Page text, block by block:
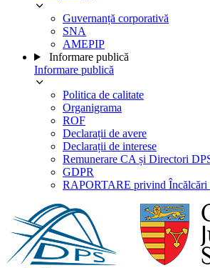
Guvernanță corporativă
SNA
AMEPIP
Informare publică
Informare publică
Politica de calitate
Organigrama
ROF
Declarații de avere
Declarații de interese
Remunerare CA și Directori
GDPR
RAPORTARE privind Încălcări